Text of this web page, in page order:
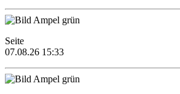
Seite
07.08.26 15:33